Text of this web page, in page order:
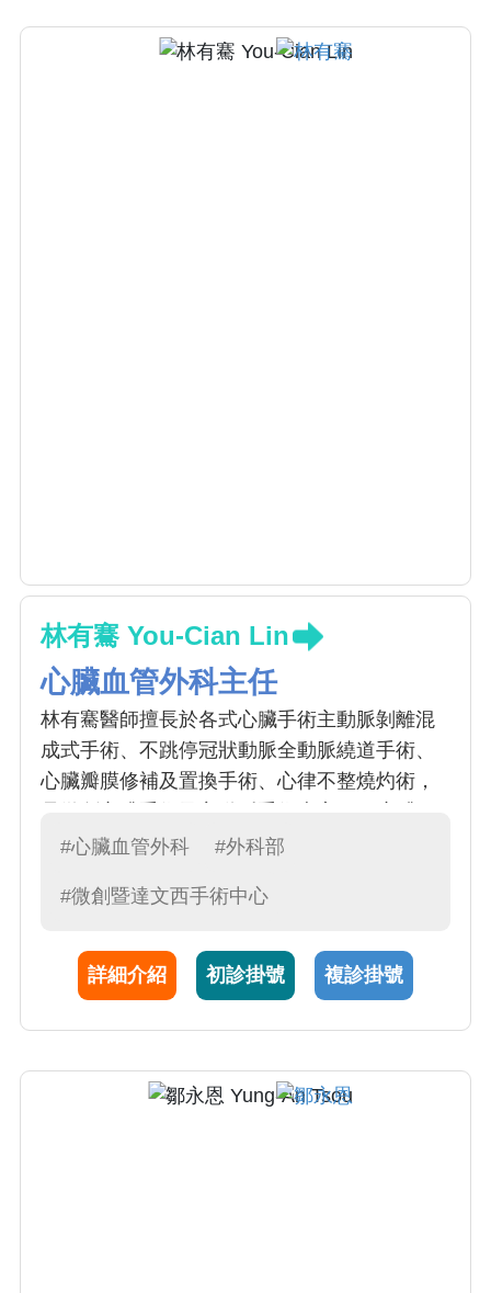
林有騫 You-Cian Lin
心臟血管外科主任
林有騫醫師擅長於各式心臟手術主動脈剝離混
成式手術、不跳停冠狀動脈全動脈繞道手術、
心臟瓣膜修補及置換手術、心律不整燒灼術，
微創及達文西開心手術、不跳停冠狀動脈全動
主動脈支架：主動脈剝微創支架手術、主動脈
3.心臟移植及心臟輔助器裝手術
#心臟血管外科 #外科部
#微創暨達文西手術中心
詳細介紹 初診掛號 複診掛號